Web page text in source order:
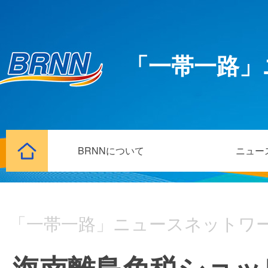
「一帯一路
BRNNについて ニュー
「一帯一路」ニュースネットワ